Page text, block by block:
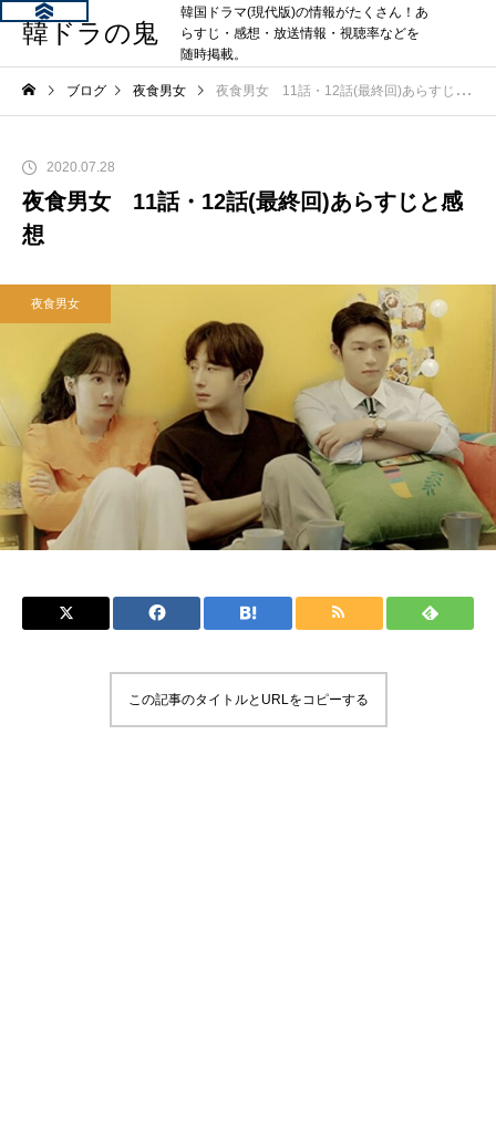
韓ドラの鬼
韓国ドラマ(現代版)の情報がたくさん！あ
らすじ・感想・放送情報・視聴率などを
随時掲載。
ブログ 夜食男女 夜食男女 11話・12話(最終回)あらすじと感想
2020.07.28
夜食男女 11話・12話(最終回)あらすじと感
想
夜食男女
この記事のタイトルとURLをコピーする